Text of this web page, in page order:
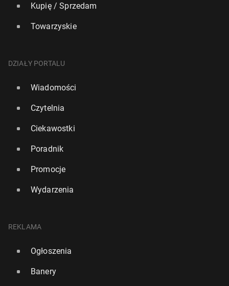
Kupię / Sprzedam
Towarzyskie
DZIAŁY PORTALU
Wiadomości
Czytelnia
Ciekawostki
Poradnik
Promocje
Wydarzenia
REKLAMA
Ogłoszenia
Banery